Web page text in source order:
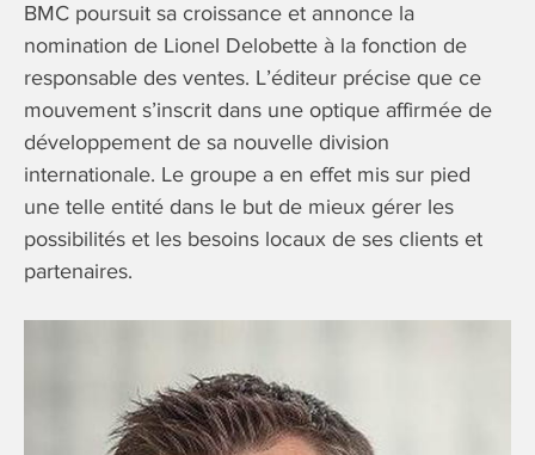
BMC poursuit sa croissance et annonce la
nomination de Lionel Delobette à la fonction de
responsable des ventes. L’éditeur précise que ce
mouvement s’inscrit dans une optique affirmée de
développement de sa nouvelle division
internationale. Le groupe a en effet mis sur pied
une telle entité dans le but de mieux gérer les
possibilités et les besoins locaux de ses clients et
partenaires.